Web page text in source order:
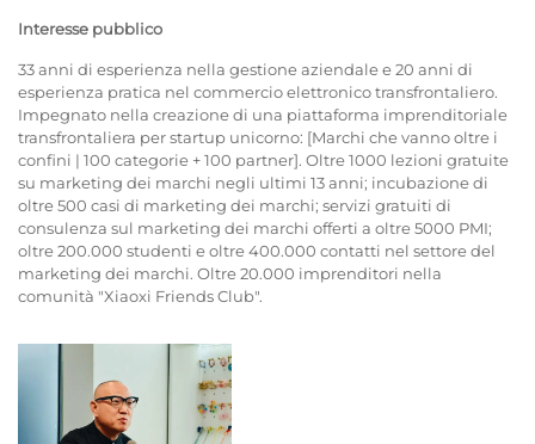
Interesse pubblico
33 anni di esperienza nella gestione aziendale e 20 anni di
esperienza pratica nel commercio elettronico transfrontaliero.
Impegnato nella creazione di una piattaforma imprenditoriale
transfrontaliera per startup unicorno: [Marchi che vanno oltre i
confini | 100 categorie + 100 partner]. Oltre 1000 lezioni gratuite
su marketing dei marchi negli ultimi 13 anni; incubazione di
oltre 500 casi di marketing dei marchi; servizi gratuiti di
consulenza sul marketing dei marchi offerti a oltre 5000 PMI;
oltre 200.000 studenti e oltre 400.000 contatti nel settore del
marketing dei marchi. Oltre 20.000 imprenditori nella
comunità "Xiaoxi Friends Club".